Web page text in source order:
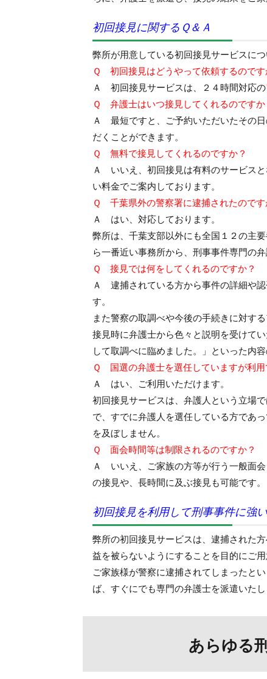
初回接見に関するＱ＆Ａ
弊所が用意している初回接見サービスに
Ｑ 初回接見はどうやって依頼するのです
Ａ 初回接見サービスは、２４時間対応の
Ｑ 弁護士はいつ接見してくれるのですか
Ａ 最短ですと、ご予約いただいたその
だくことができます。
Ｑ 無料で接見してくれるのですか？
Ａ いいえ、初回接見は有料のサービス
い料金でご案内しております。
Ｑ 千葉県外の警察署に逮捕されたのです
Ａ はい、対応しております。
弊所は、千葉支部以外にも全国１２の主
ら一番近い事務所から、刑事事件専門の
Ｑ 接見では何をしてくれるのですか？
Ａ 逮捕されている方から事件の詳細や
す。
また警察の取調べや今後の手続きに対す
接見時に弁護士から色々と説明を受けて
して取調べに臨めました。」といった内
Ｑ 国選の弁護士を選任していますが利用
Ａ はい、ご利用いただけます。
初回接見サービスは、弁護人という立場
で、すでに弁護人を選任している方であ
を及ぼしません。
Ｑ 面会時間等は制限されるのですか？
Ａ いいえ、ご家族の方等が行う一般面
の接見や、長時間に及ぶ接見も可能です。
初回接見を利用して刑事事件に強
弊所の初回接見サービスは、逮捕された
益を被らないようにすることを目的にご用
ご家族様が警察に逮捕されてしまったとい
ば、すぐにでも専門の弁護士を派遣いた
あらゆる